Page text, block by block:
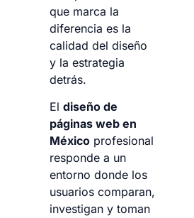
que marca la
diferencia es la
calidad del diseño
y la estrategia
detrás.
El diseño de
páginas web en
México profesional
responde a un
entorno donde los
usuarios comparan,
investigan y toman